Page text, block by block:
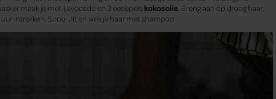
maak je met 1 avocado en 3 eetlepels kokosolie . Breng aan op droog haar,
intrekken. Spoel uit en was je haar met shampoo.